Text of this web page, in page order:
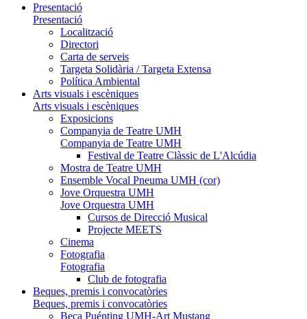
Presentació
Presentació
Localització
Directori
Carta de serveis
Targeta Solidària / Targeta Extensa
Política Ambiental
Arts visuals i escèniques
Arts visuals i escèniques
Exposicions
Companyia de Teatre UMH
Companyia de Teatre UMH
Festival de Teatre Clàssic de L'Alcúdia
Mostra de Teatre UMH
Ensemble Vocal Pneuma UMH (cor)
Jove Orquestra UMH
Jove Orquestra UMH
Cursos de Direcció Musical
Projecte MEETS
Cinema
Fotografia
Fotografia
Club de fotografia
Beques, premis i convocatòries
Beques, premis i convocatòries
Beca Puénting UMH-Art Mustang